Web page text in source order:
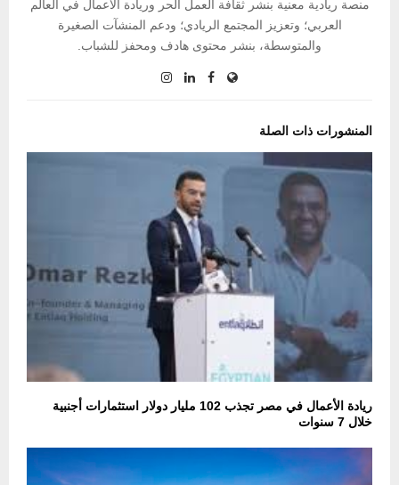
منصة ريادية معنية بنشر ثقافة العمل الحر وريادة الأعمال في العالم
العربي؛ وتعزيز المجتمع الريادي؛ ودعم المنشآت الصغيرة
والمتوسطة، بنشر محتوى هادف ومحفز للشباب.
المنشورات ذات الصلة
ريادة الأعمال في مصر تجذب 102 مليار دولار استثمارات أجنبية
خلال 7 سنوات